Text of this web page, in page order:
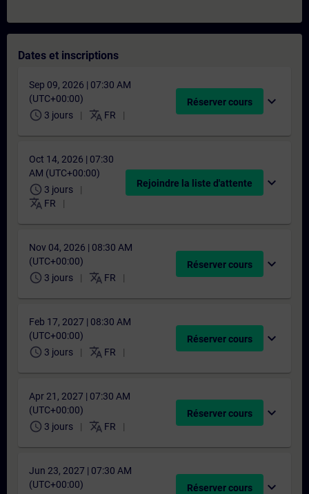
Dates et inscriptions
Sep 09, 2026 | 07:30 AM
(UTC+00:00)
schedule 3 jours translate FR
Réserver cours expand_more
Oct 14, 2026 | 07:30
AM (UTC+00:00)
schedule 3 jours
translate FR
Rejoindre la liste d'attente expand_more
Nov 04, 2026 | 08:30 AM
(UTC+00:00)
schedule 3 jours translate FR
Réserver cours expand_more
Feb 17, 2027 | 08:30 AM
(UTC+00:00)
schedule 3 jours translate FR
Réserver cours expand_more
Apr 21, 2027 | 07:30 AM
(UTC+00:00)
schedule 3 jours translate FR
Réserver cours expand_more
Jun 23, 2027 | 07:30 AM
(UTC+00:00)
Réserver cours expand_more